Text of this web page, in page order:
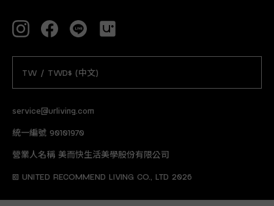
service@urliving.com
統一編號 90101970
營業人名稱 美而快生活美學股份有限公司
© UNITED RECOMMEND LIVING CO., LTD 2026
TW / TWD$ (中文)